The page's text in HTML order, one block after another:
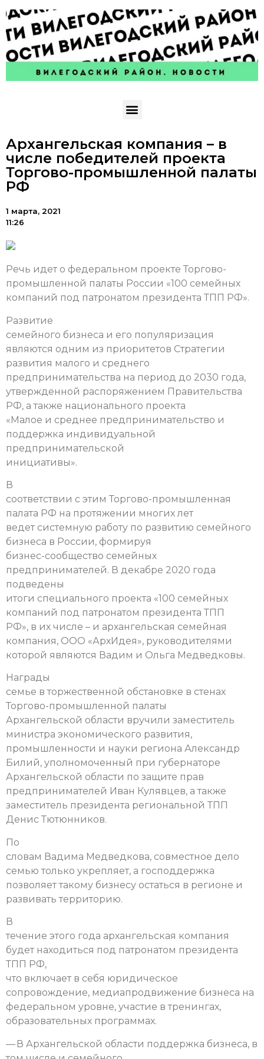
Архангельская компания – в
числе победителей проекта
Торгово-промышленной палаты
РФ
1 марта, 2021
11:26
Речь идет о федеральном проекте Торгово-
промышленной палаты России «100 семейных
компаний под патронатом президента ТПП РФ».
Развитие
семейного бизнеса и его популяризация
являются одним из приоритетов Стратегии
развития малого и среднего
предпринимательства на период до 2030 года,
утвержденной распоряжением Правительства
РФ, а также национального проекта
«Малое и среднее предпринимательство и
поддержка индивидуальной
предпринимательской
инициативы».
В
соответствии с этим Торгово-промышленная
палата РФ на протяжении многих лет
ведет системную работу по развитию семейного
бизнеса в России, формируя
бизнес-сообщество семейных
предпринимателей. В декабре 2020 года
подведены
итоги специального проекта «100 семейных
компаний под патронатом президента ТПП
РФ», в их числе – и архангельская семейная
компания, ООО «АрхИдея», руководителями
которой являются Вадим и Ольга Медведковы.
Награды
семье в торжественной обстановке в стенах
Торгово-промышленной палаты
Архангельской области вручили заместитель
министра экономического развития,
промышленности и науки региона Александр
Билий, уполномоченный при губернаторе
Архангельской области по защите прав
предпринимателей Иван Кулявцев, а также
заместитель президента региональной ТПП
Денис Тютюнников.
По
словам Вадима Медведкова, совместное дело
семью только укрепляет, а господдержка
позволяет такому бизнесу остаться в регионе и
развивать территорию.
В
течение этого года архангельская компания
будет находиться под патронатом президента
ТПП РФ,
что включает в себя юридическое
сопровождение, медиапродвижение бизнеса на
федеральном уровне, участие в тренингах,
образовательных программах.
— В Архангельской области поддержка бизнеса, в